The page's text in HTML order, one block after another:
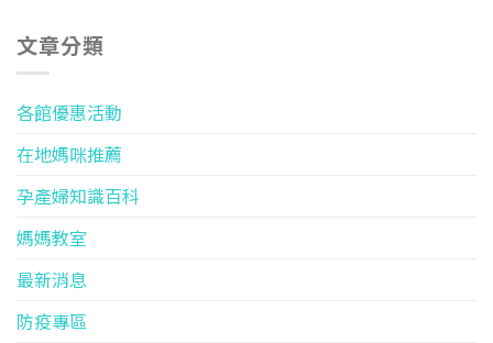
文章分類
各館優惠活動
在地媽咪推薦
孕產婦知識百科
媽媽教室
最新消息
防疫專區